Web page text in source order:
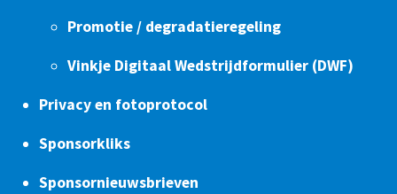
Promotie / degradatieregeling
Vinkje Digitaal Wedstrijdformulier (DWF)
Privacy en fotoprotocol
Sponsorkliks
Sponsornieuwsbrieven